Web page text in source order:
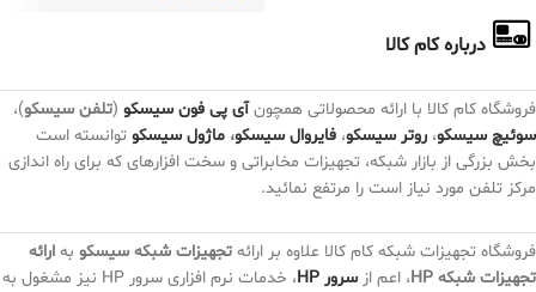
درباره کام کالا
فروشگاه کام کالا با ارائه محصولاتی همچونآی پی فون سیسکو (تلفن سیسکو)،
سوئیچ سیسکو، روتر سیسکو، فایروال سیسکو، ماژول سیسکو توانسته است
بخش بزرگی از بازار شبکه، تجهیزات مخابراتی و سخت افزارهای که برای راه اندازی
مرکز تلفن مورد نیاز است را مرتفع نمائید.
فروشگاه تجهیزات شبکه کام کالا علاوه بر ارائه تجهیزات شبکه سیسکو به ارائه
تجهیزات شبکه HP
، اعم از سرور HP
، خدمات نرم افزاری سرور HP نیز مشغول به